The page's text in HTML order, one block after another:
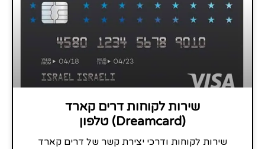
שירות לקוחות דרים קארד
(Dreamcard) טלפון
שירות לקוחות ודרכי יצירת קשר של דרים קארד